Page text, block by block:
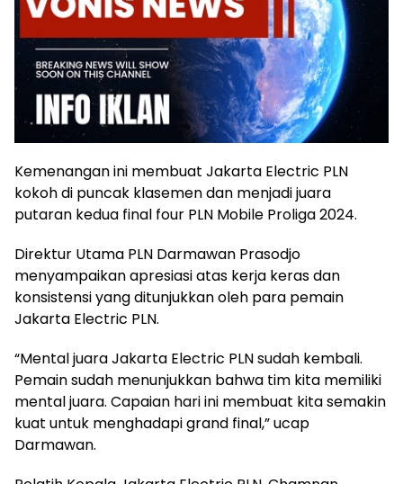
Kemenangan ini membuat Jakarta Electric PLN
kokoh di puncak klasemen dan menjadi juara
putaran kedua final four PLN Mobile Proliga 2024.
Direktur Utama PLN Darmawan Prasodjo
menyampaikan apresiasi atas kerja keras dan
konsistensi yang ditunjukkan oleh para pemain
Jakarta Electric PLN.
“Mental juara Jakarta Electric PLN sudah kembali.
Pemain sudah menunjukkan bahwa tim kita memiliki
mental juara. Capaian hari ini membuat kita semakin
kuat untuk menghadapi grand final,” ucap
Darmawan.